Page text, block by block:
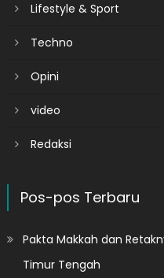
Lifestyle & Sport
Techno
Opini
video
Redaksi
Pos-pos Terbaru
Pakta Makkah dan
Timur Tengah